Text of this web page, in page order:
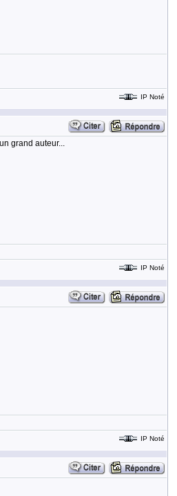
IP Noté
grand auteur...
IP Noté
IP Noté